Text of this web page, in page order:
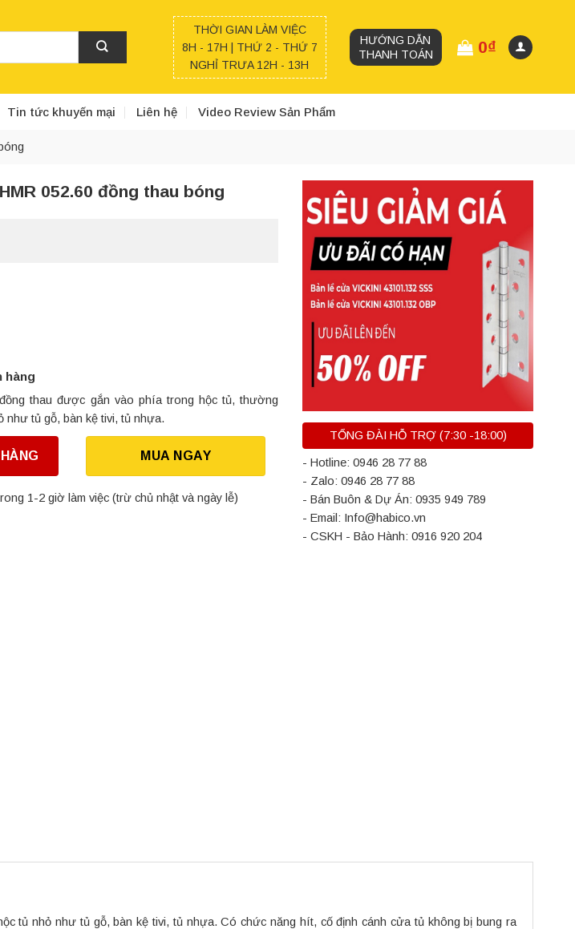
THỜI GIAN LÀM VIỆC
8H - 17H | THỨ 2 - THỨ 7
NGHỈ TRƯA 12H - 13H
HƯỚNG DẪN
THANH TOÁN
0₫
Tin tức khuyến mại Liên hệ Video Review Sản Phẩm
052.60 đồng thau bóng
hàng
thau được gắn vào phía trong hộc tủ, thường
như tủ gỗ, bàn kệ tivi, tủ nhựa.
MUA NGAY
1-2 giờ làm việc (trừ chủ nhật và ngày lễ)
TỔNG ĐÀI HỖ TRỢ (7:30 -18:00)
- Hotline: 0946 28 77 88
- Zalo: 0946 28 77 88
- Bán Buôn & Dự Án: 0935 949 789
- Email: Info@habico.vn
- CSKH - Bảo Hành: 0916 920 204
tủ nhỏ như tủ gỗ, bàn kệ tivi, tủ nhựa. Có chức năng hít, cố định cánh cửa tủ không bị bung ra